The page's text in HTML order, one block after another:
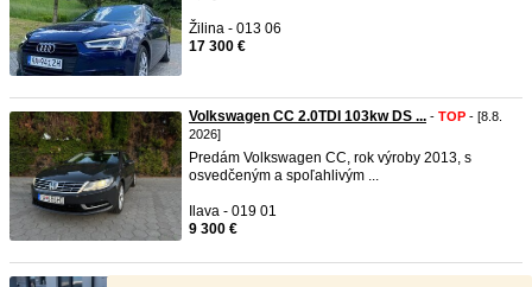
Žilina - 013 06
17 300 €
Volkswagen CC 2.0TDI 103kw DS ... - TOP - [8.8.
2026]
Predám Volkswagen CC, rok výroby 2013, s
osvedčeným a spoľahlivým ...
Ilava - 019 01
9 300 €